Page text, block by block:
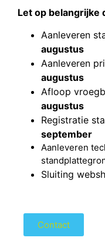
Let op belangrijke
Aanleveren
augustus
Aanleveren
augustus
Afloop
augustus
Registratie
september
Aanleveren
Sluiting
Contact